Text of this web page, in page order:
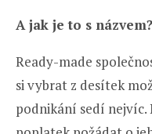
A jak je to s názvem?
Ready-made
si vybrat z desítek
podnikání sedí nejvíc.